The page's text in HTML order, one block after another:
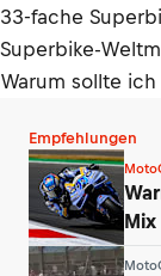
33-fache
Superbike-
Warum sollte
Empfehlungen